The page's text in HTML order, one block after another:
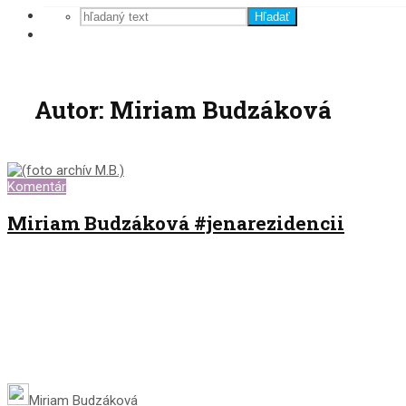
Hľadať
Autor: Miriam Budzáková
Komentár
Miriam Budzáková #jenarezidencii
Miriam Budzáková